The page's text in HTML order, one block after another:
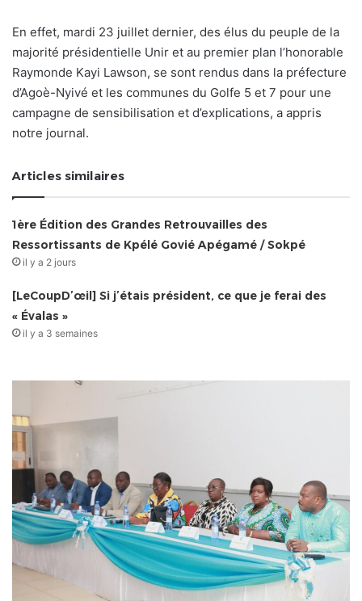
En effet, mardi 23 juillet dernier, des élus du peuple de la
majorité présidentielle Unir et au premier plan l’honorable
Raymonde Kayi Lawson, se sont rendus dans la préfecture
d’Agoè-Nyivé et les communes du Golfe 5 et 7 pour une
campagne de sensibilisation et d’explications, a appris
notre journal.
Articles similaires
1ère Édition des Grandes Retrouvailles des
Ressortissants de Kpélé Govié Apégamé / Sokpé
il y a 2 jours
[LeCoupD’œil] Si j’étais président, ce que je ferai des
« Évalas »
il y a 3 semaines